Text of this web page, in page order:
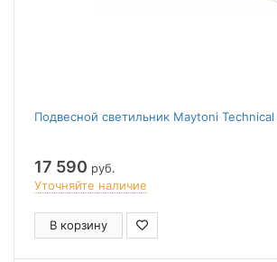
Подвесной светильник Maytoni Technical
17 590 руб.
Уточняйте наличие
В корзину